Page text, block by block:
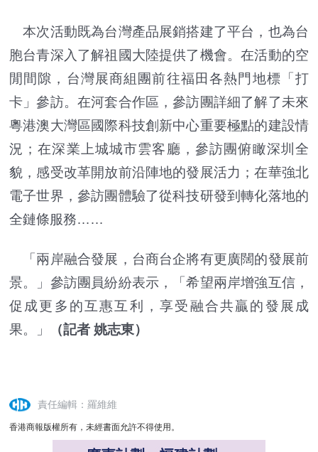
本次活動既為台灣產品展銷搭建了平台，也為台
胞台青深入了解祖國大陸提供了機會。在活動的空
閒間隙，台灣展商組團前往福田各熱門地標「打
卡」參訪。在河套合作區，參訪團詳細了解了未來
粵港澳大灣區國際科技創新中心重要極點的建設情
況；在深業上城城市雲客廳，參訪團俯瞰深圳全
貌，感受改革開放前沿陣地的發展活力；在華強北
電子世界，參訪團體驗了從科技研發到轉化落地的
全鏈條服務……
「兩岸融合發展，台商台企將有更廣闊的發展前
景。」參訪團員紛紛表示，「希望兩岸增強互信，
促成更多的互惠互利，享受融合共贏的發展成
果。」
（記者 姚志東）
責任編輯：羅維維
香港商報版權所有，未經書面允許不得使用。